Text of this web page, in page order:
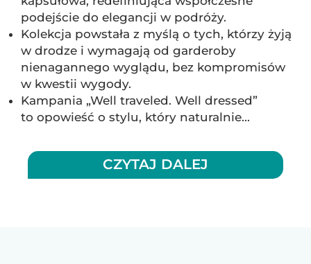
podejście do elegancji w podróży.
Kolekcja powstała z myślą o tych, którzy żyją
w drodze i wymagają od garderoby
nienagannego wyglądu, bez kompromisów
w kwestii wygody.
Kampania „Well traveled. Well dressed”
to opowieść o stylu, który naturalnie...
CZYTAJ DALEJ